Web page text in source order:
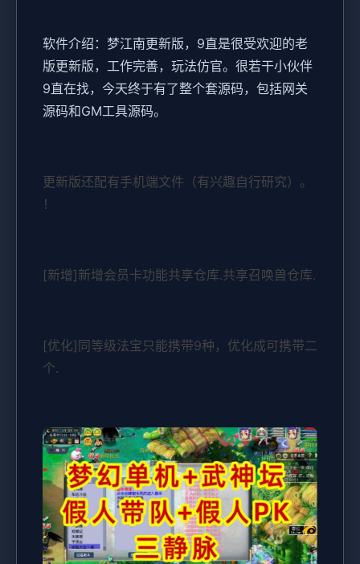
软件介绍：梦江南更新版，9直是很受欢迎的老
版更新版，工作完善，玩法仿官。很若干小伙伴
9直在找，今天终于有了整个套源码，包括网关
源码和GM工具源码。
更新版还配有手机端文件（有兴趣自行研究）。
！
[新增]新增会员卡功能共享仓库.共享召唤兽仓库.
[优化]同等级法宝只能携带9种，优化成可携带二
个.